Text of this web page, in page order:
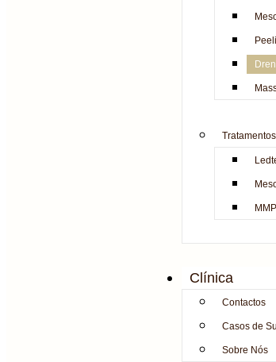
Clínica
Contactos
Casos de
Sobre Nós